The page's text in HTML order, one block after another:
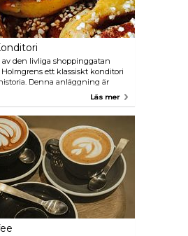
den livliga shoppinggatan
ett klassiskt konditori
Denna anläggning är
utbud av bakverk, kakor,
Läs mer